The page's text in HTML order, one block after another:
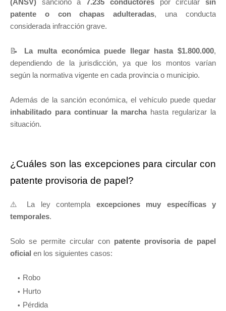
(ANSV) sancionó a 7.235 conductorespor circularsin
patente o con chapas adulteradas, una conducta
considerada infracción grave.
📝 La multa económica puede llegar hasta $1.800.000,
dependiendo de la jurisdicción, ya que los montos varían
según la normativa vigente en cada provincia o municipio.
Además de la sanción económica, el vehículo puede quedar
inhabilitado para continuar la marcha hasta regularizar la
situación.
¿Cuáles son las excepciones para circular con
patente provisoria de papel?
⚠️ La ley contempla excepciones muy específicas y
temporales.
Solo se permite circular con patente provisoria de papel
oficial en los siguientes casos:
Robo
Hurto
Pérdida